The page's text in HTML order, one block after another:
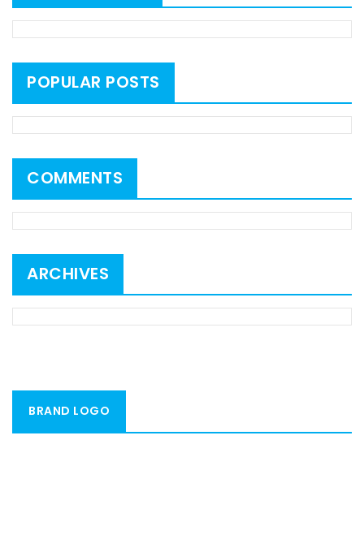
POPULAR POSTS
COMMENTS
ARCHIVES
BRAND LOGO